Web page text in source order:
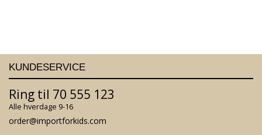
KUNDESERVICE
Ring til 70 555 123
Alle hverdage 9-16
order@importforkids.com